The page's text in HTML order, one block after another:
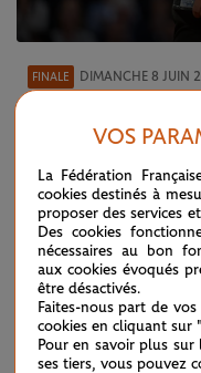
FINALE DIMANCHE 8 JUIN
d’anthologie
VOS
La Fédération
cookies destinés à
proposer des services
Des cookies
nécessaires au bon
aux cookies évoqués
être désactivés.
Faites-nous part de
cookies en cliquant sur
Pour en savoir plus
ses tiers, vous pouvez